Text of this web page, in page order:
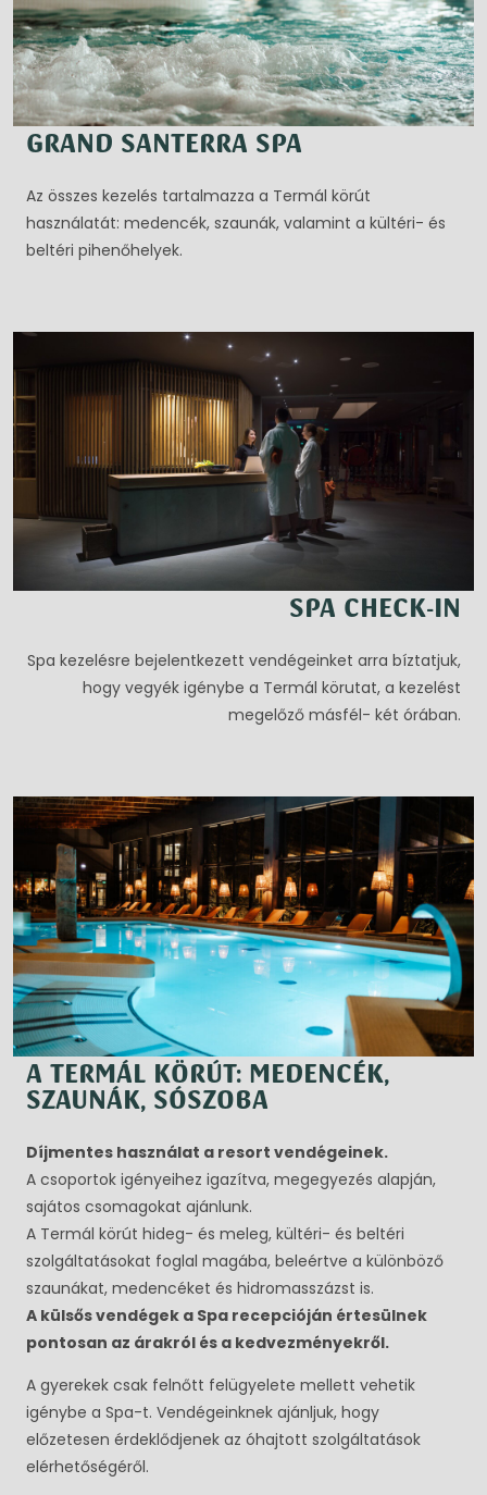
GRAND SANTERRA SPA
Az összes kezelés tartalmazza a Termál körút
használatát: medencék, szaunák, valamint a kültéri- és
beltéri pihenőhelyek.
SPA CHECK-IN
Spa kezelésre bejelentkezett vendégeinket arra bíztatjuk,
hogy vegyék igénybe a Termál körutat, a kezelést
megelőző másfél- két órában.
A TERMÁL KÖRÚT: MEDENCÉK,
SZAUNÁK, SÓSZOBA
Díjmentes használat a resort vendégeinek.
A csoportok igényeihez igazítva, megegyezés alapján,
sajátos csomagokat ajánlunk.
A Termál körút hideg- és meleg, kültéri- és beltéri
szolgáltatásokat foglal magába, beleértve a különböző
szaunákat, medencéket és hidromasszázst is.
A külsős vendégek a Spa recepcióján értesülnek
pontosan az árakról és a kedvezményekről.
A gyerekek csak felnőtt felügyelete mellett vehetik
igénybe a Spa-t. Vendégeinknek ajánljuk, hogy
előzetesen érdeklődjenek az óhajtott szolgáltatások
elérhetőségéről.